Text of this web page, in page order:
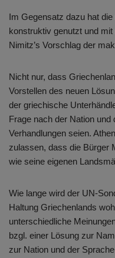
Im Gegensatz dazu hat
konstruktiv genutzt und
Nimitz’s Vorschlag der
Nicht nur, dass
Vorstellen des neuen
der griechische
Frage nach der Nation und
Verhandlungen seien.
zulassen, dass die Bürger
wie seine eigenen
Wie lange wird der UN-
Haltung Griechenlands
unterschiedliche
bzgl. einer Lösung zur
zur Nation und der